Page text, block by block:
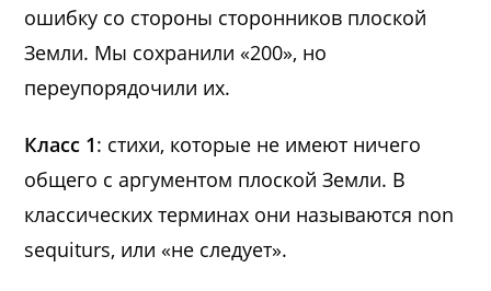
ошибку со стороны сторонников плоской
Земли. Мы сохранили «200», но
переупорядочили их.
Класс 1: стихи, которые не имеют ничего
общего с аргументом плоской Земли. В
классических терминах они называются non
sequiturs, или «не следует».